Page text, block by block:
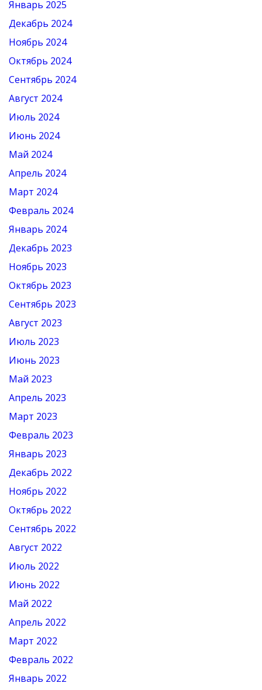
Январь 2025
Декабрь 2024
Ноябрь 2024
Октябрь 2024
Сентябрь 2024
Август 2024
Июль 2024
Июнь 2024
Май 2024
Апрель 2024
Март 2024
Февраль 2024
Январь 2024
Декабрь 2023
Ноябрь 2023
Октябрь 2023
Сентябрь 2023
Август 2023
Июль 2023
Июнь 2023
Май 2023
Апрель 2023
Март 2023
Февраль 2023
Январь 2023
Декабрь 2022
Ноябрь 2022
Октябрь 2022
Сентябрь 2022
Август 2022
Июль 2022
Июнь 2022
Май 2022
Апрель 2022
Март 2022
Февраль 2022
Январь 2022